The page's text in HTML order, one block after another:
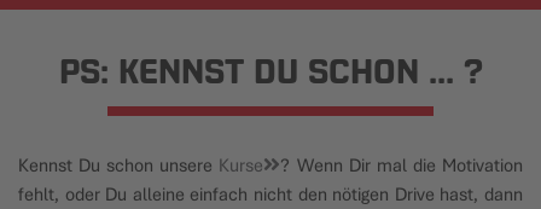
PS: KENNST DU SCHON ... ?
Kennst Du schon unsere Kurse
? Wenn Dir mal die Motivation
fehlt, oder Du alleine einfach nicht den nötigen Drive hast, dann